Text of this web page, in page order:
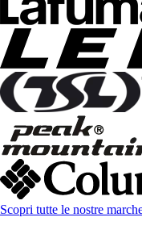
Scopri tutte le nostre